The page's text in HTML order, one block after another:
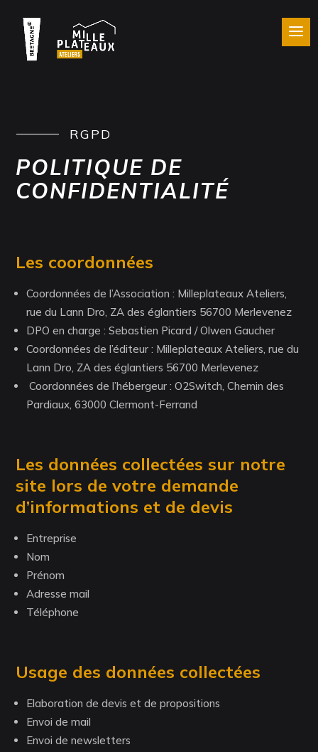
RGPD
POLITIQUE DE
CONFIDENTIALITÉ
Les coordonnées
Coordonnées de l’Association : Milleplateaux Ateliers,
rue du Lann Dro, ZA des églantiers 56700 Merlevenez
DPO en charge : Sebastien Picard / Olwen Gaucher
Coordonnées de l’éditeur : Milleplateaux Ateliers, rue du
Lann Dro, ZA des églantiers 56700 Merlevenez
Coordonnées de l’hébergeur : O2Switch, Chemin des
Pardiaux, 63000 Clermont-Ferrand
Les données collectées sur notre
site lors de votre demande
d’informations et de devis
Entreprise
Nom
Prénom
Adresse mail
Téléphone
Usage des données collectées
Elaboration de devis et de propositions
Envoi de mail
Envoi de newsletters